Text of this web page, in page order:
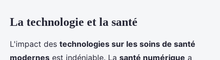
La technologie et la santé
L'impact des technologies sur les soins de santé
modernes est indéniable. La santé numérique a